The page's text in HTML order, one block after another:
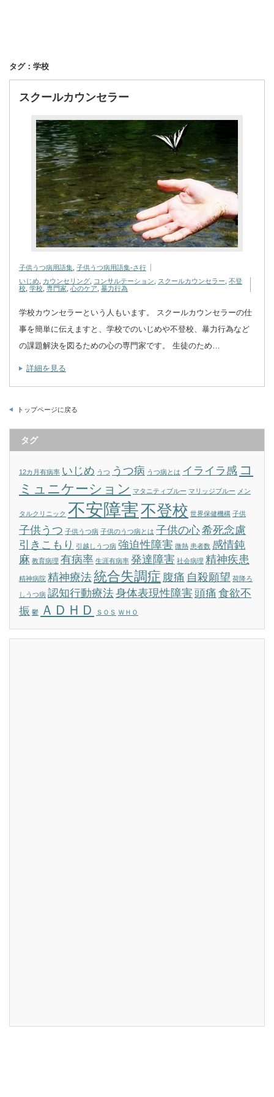
タグ：学校
スクールカウンセラー
子供うつ病用語集, 子供うつ病用語集-さ行
いじめ, カウンセリング, コンサルテーション, スクールカウンセラー, 不登
校, 学校, 専門家, 心のケア, 暴力行為
学校カウンセラーという人もいます。 スクールカウンセラーの仕
事を簡単に伝えますと、学校でのいじめや不登校、暴力行為など
の課題解決を図るための心の専門家です。 生徒のため…
詳細を見る
トップページに戻る
タグ
12カ月有病率 いじめ うつ うつ病 うつ病とは イライラ感 コ
ミュニケーション マタニティブルー マリッジブルー メン
タルクリニック 不安障害不登校 世界保健機構 子供
子供うつ 子供うつ病 子供のうつ病とは 子供の心希死念慮
引きこもり
引越しうつ病 強迫性障害 微熱 患者数 感情鈍
麻 教育病理 有病率 生涯有病率 発達障害 社会病理 精神疾患
精神病院 精神療法統合失調症 腹痛 自殺願望 荷降ろ
しうつ病 認知行動療法身体表現性障害 頭痛 食欲不
振 鬱 ＡＤＨＤ ＳＯＳ ＷＨＯ